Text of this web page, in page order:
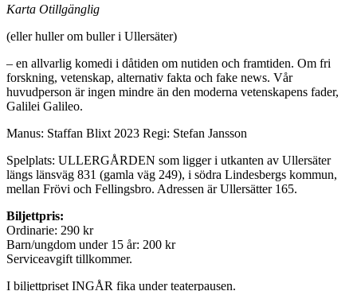
Karta Otillgänglig
(eller huller om buller i Ullersäter)
– en allvarlig komedi i dåtiden om nutiden och framtiden. Om fri
forskning, vetenskap, alternativ fakta och fake news. Vår
huvudperson är ingen mindre än den moderna vetenskapens fader,
Galilei Galileo.
Manus: Staffan Blixt 2023 Regi: Stefan Jansson
Spelplats: ULLERGÅRDEN som ligger i utkanten av Ullersäter
längs länsväg 831 (gamla väg 249), i södra Lindesbergs kommun,
mellan Frövi och Fellingsbro. Adressen är Ullersätter 165.
Biljettpris:
Ordinarie: 290 kr
Barn/ungdom under 15 år: 200 kr
Serviceavgift tillkommer.
I biljettpriset INGÅR fika under teaterpausen.